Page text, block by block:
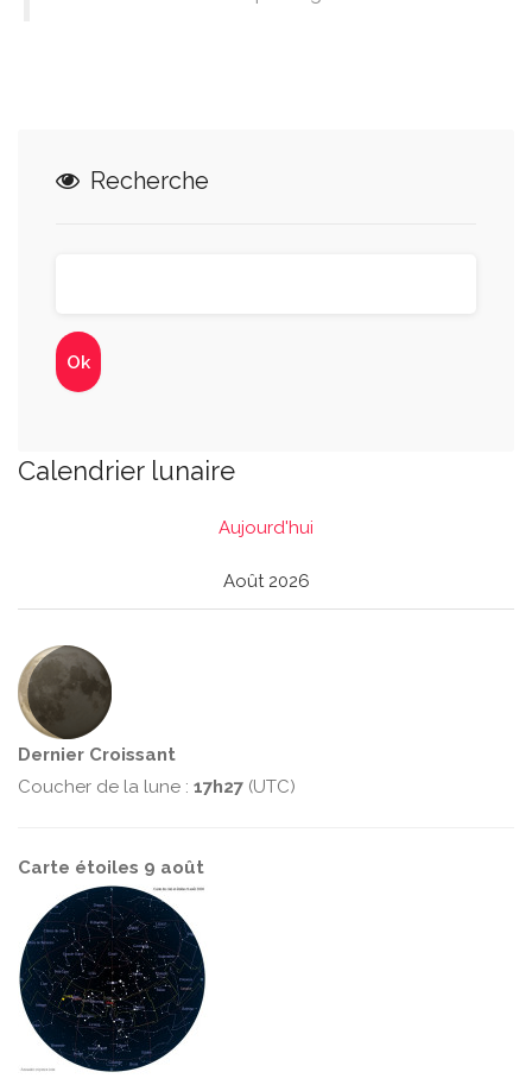
Recherche
Calendrier lunaire
Aujourd'hui
Août 2026
Dernier Croissant
Coucher de la lune : 17h27 (UTC)
Carte étoiles 9 août